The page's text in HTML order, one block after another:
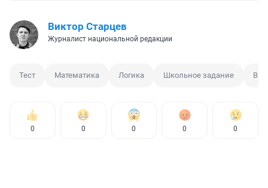
Виктор Старцев
Журналист национальной редакции
Тест Математика Логика Школьное задание
0 0 0 0 0